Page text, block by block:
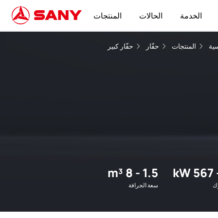
المنتجات الحالات الخدمة
المنتجات حفّار حفّار كبير
1.5 - 8 m³
سعة الجرافة